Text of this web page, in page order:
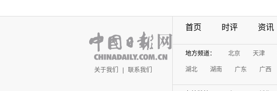
关于我们 | 联系我们
首页 时评 资讯
地方频道： 北京 天津
湖北 湖南 广东 广西